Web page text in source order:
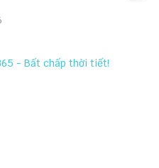
- Bất chấp thời tiết!